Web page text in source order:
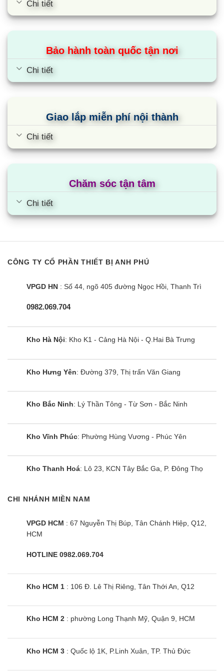
chỉnh gió Auto cho phép máy phân bổ luồng gió
đều khắp phòng siêu êm ái, phù hợp với tất cả
các không gian phòng và môi trường làm việc.
Cùng Chủ Đề:
Điều hòa Mitsubishi MSY/MUY-
Điều hòa Mitsubishi MSY/MUY-
Chi tiết
Bảo hành toàn quốc tận nơi
Chi tiết
Giao lắp miễn phí nội thành
Chi tiết
Chăm sóc tận tâm
Chi tiết
CÔNG TY CỔ PHẦN THIẾT BỊ ANH PHÚ
VPGD HN : Số 44, ngõ 405 đường Ngọc Hồi, Thanh Trì
0982.069.704
Kho Hà Nội: Kho K1 - Cảng Hà Nội - Q.Hai Bà Trưng
Kho Hưng Yên: Đường 379, Thị trấn Văn Giang
Kho Bắc Ninh: Lý Thần Tông - Từ Sơn - Bắc Ninh
Kho Vĩnh Phúc: Phường Hùng Vương - Phúc Yên
Kho Thanh Hoá: Lô 23, KCN Tây Bắc Ga, P. Đông Thọ
CHI NHÁNH MIỀN NAM
VPGD HCM : 67 Nguyễn Thị Búp, Tân Chánh Hiệp, Q12,
HCM
HOTLINE 0982.069.704
Kho HCM 1 : 106 Đ. Lê Thị Riêng, Tân Thới An, Q12
Kho HCM 2 : phường Long Thạnh Mỹ, Quận 9, HCM
Kho HCM 3 : Quốc lộ 1K, P.Linh Xuân, TP. Thủ Đức